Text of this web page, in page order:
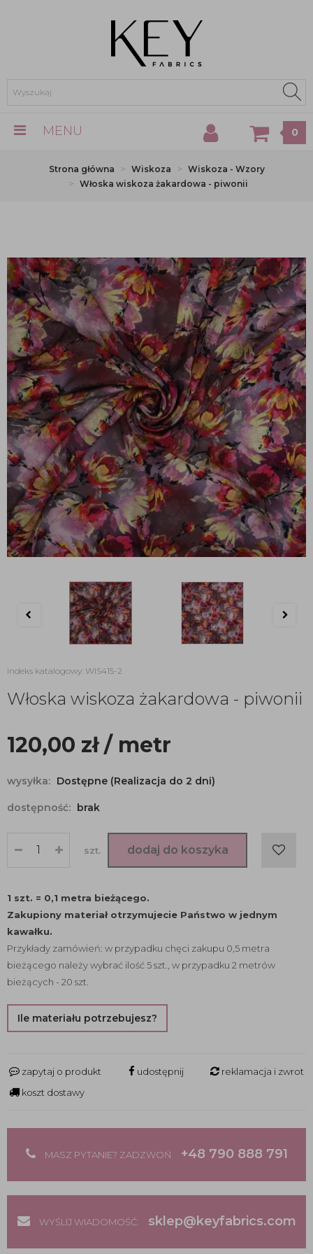
MENU 0
Strona główna Wiskoza
Wiskoza - Wzory
Włoska wiskoza żakardowa - piwonii
indeks katalogowy: WIS415-2
Włoska wiskoza żakardowa - piwonii
120,00 zł/ metr
wysyłka: Dostępne (Realizacja do 2 dni)
dostępność: brak
szt. dodaj do koszyka
1 szt. = 0,1 metra bieżącego.
Zakupiony materiał otrzymujecie Państwo w jednym
kawałku.
Przykłady zamówień: w przypadku chęci zakupu 0,5 metra
bieżącego należy wybrać ilość 5 szt., w przypadku 2 metrów
bieżących - 20 szt.
Ile materiału potrzebujesz?
zapytaj o produkt udostępnij
reklamacja i zwrot
koszt dostawy
MASZ PYTANIE? ZADZWOŃ +48 790 888 791
WYŚLIJ WIADOMOŚĆ: sklep@keyfabrics.com